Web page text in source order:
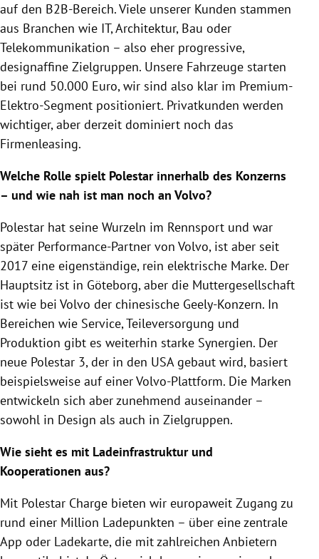
auf den B2B-Bereich. Viele unserer Kunden stammen
aus Branchen wie IT, Architektur, Bau oder
Telekommunikation – also eher progressive,
designaffine Zielgruppen. Unsere Fahrzeuge starten
bei rund 50.000 Euro, wir sind also klar im Premium-
Elektro-Segment positioniert. Privatkunden werden
wichtiger, aber derzeit dominiert noch das
Firmenleasing.
Welche Rolle spielt Polestar innerhalb des Konzerns
– und wie nah ist man noch an Volvo?
Polestar hat seine Wurzeln im Rennsport und war
später Performance-Partner von Volvo, ist aber seit
2017 eine eigenständige, rein elektrische Marke. Der
Hauptsitz ist in Göteborg, aber die Muttergesellschaft
ist wie bei Volvo der chinesische Geely-Konzern. In
Bereichen wie Service, Teileversorgung und
Produktion gibt es weiterhin starke Synergien. Der
neue Polestar 3, der in den USA gebaut wird, basiert
beispielsweise auf einer Volvo-Plattform. Die Marken
entwickeln sich aber zunehmend auseinander –
sowohl in Design als auch in Zielgruppen.
Wie sieht es mit Ladeinfrastruktur und
Kooperationen aus?
Mit Polestar Charge bieten wir europaweit Zugang zu
rund einer Million Ladepunkten – über eine zentrale
App oder Ladekarte, die mit zahlreichen Anbietern